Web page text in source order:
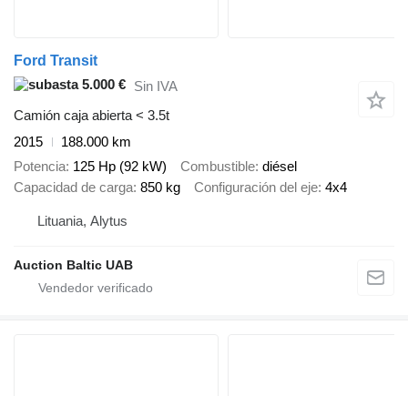
Ford Transit
5.000 € Sin IVA
Camión caja abierta < 3.5t
2015
188.000 km
Potencia 125 Hp (92 kW) Combustible diésel
Capacidad de carga 850 kg Configuración del eje 4x4
Lituania, Alytus
Auction Baltic UAB